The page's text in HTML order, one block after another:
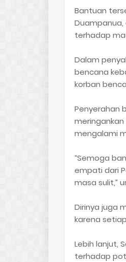
Bantuan
terhadap
Dalam
bencana
korban
Penyerahan
mengalami
“Semoga
empati dari
masa sulit,”
Dirinya juga
karena
Lebih lanjut,
terhadap